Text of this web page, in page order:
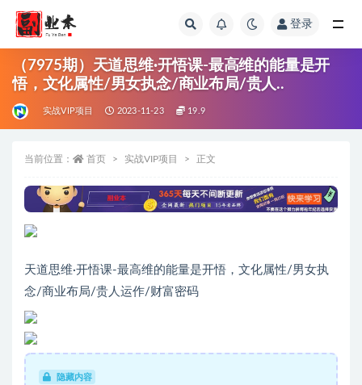
登录
（7975期）天道思维·开悟课-最高维的能量是开
悟，文化属性/男女执念/商业布局/贵人..
实战VIP项目 2023-11-23 19.9
当前位置： 首页 实战VIP项目 正文
天道思维·开悟课-最高维的能量是开悟，文化属性/男女执
念/商业布局/贵人运作/财富密码
隐藏内容